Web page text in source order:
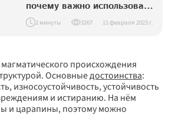
почему важно использовать
эту функцию
2 минуты 3267 11 февраля 2023 г.
происхождения
Основные достоинства:
износоустойчивость, устойчивость
и истиранию. На нём
и царапины, поэтому можно